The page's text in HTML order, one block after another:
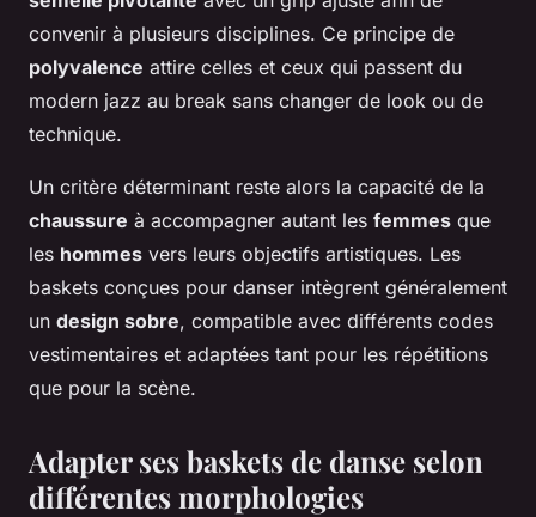
convenir à plusieurs disciplines. Ce principe de
polyvalence attire celles et ceux qui passent du
modern jazz au break sans changer de look ou de
technique.
Un critère déterminant reste alors la capacité de la
chaussure à accompagner autant les femmes que
les hommes vers leurs objectifs artistiques. Les
baskets conçues pour danser intègrent généralement
un design sobre, compatible avec différents codes
vestimentaires et adaptées tant pour les répétitions
que pour la scène.
Adapter ses baskets de danse selon
différentes morphologies